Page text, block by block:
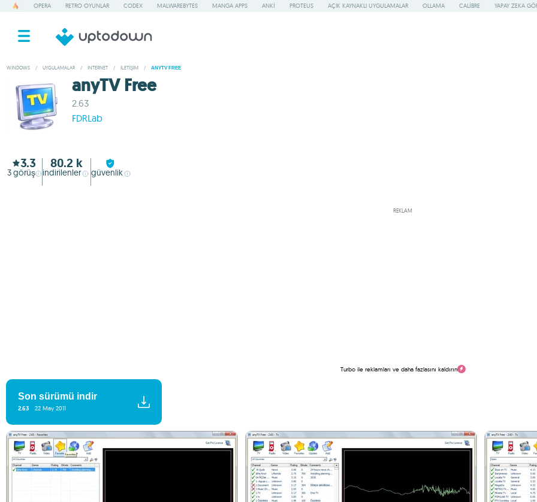
OPERA RETRO OYUNLAR CODEX MALWAREBYTES MANGA APPS ANKI PROTEUS AÇIK KAYNAKLI UYGULAMALAR OLLAMA CALIBRE YAPAY ZEKA
WINDOWS / UYGULAMALAR / İNTERNET / İLETIŞIM / ANYTV FREE
anyTV Free
2.63
FDRLab
3.3
3görüş
80.2 k
indirilenler güvenlik
REKLAM
Turbo ile reklamları ve daha fazlasını kaldırın
Son sürümü indir
2.63 22 May 2011